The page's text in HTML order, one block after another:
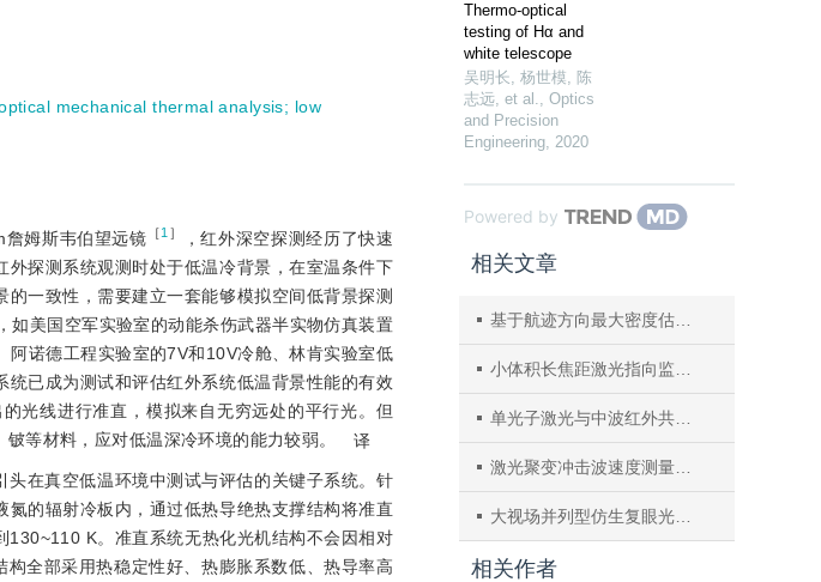
mechanical thermal analysis; low
姆斯韦伯望远镜 ［1 ］
，红外深空探测经历了快速
探测系统观测时处于低温冷背景，在室温条件下
一致性，需要建立一套能够模拟空间低背景探测
美国空军实验室的动能杀伤武器半实物仿真装置
诺德工程实验室的7V和10V冷舱、林肯实验室低
统已成为测试和评估红外系统低温背景性能的有效
光线进行准直，模拟来自无穷远处的平行光。但
等材料，应对低温深冷环境的能力较弱。
译
在真空低温环境中测试与评估的关键子系统。针
的辐射冷板内，通过低热导绝热支撑结构将准直
K。准直系统无热化光机结构不会因相对
构全部采用热稳定性好、热膨胀系数低、热导率高
Thermo-optical
testing of Hα and
white telescope
吴明长, 杨世模, 陈
志远, et al., Optics
and Precision
Engineering, 2020
Powered by
相关文章
基于航迹方向最大密度估计的红外多目标双站定位
小体积长焦距激光指向监测装置研制
单光子激光与中波红外共口径探测光学系统
激光聚变冲击波速度测量光学系统设计
大视场并列型仿生复眼光学系统
相关作者